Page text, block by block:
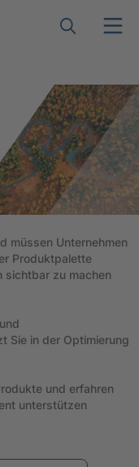
müssen Unternehmen
Produktpalette
sichtbar zu machen
Sie in der Optimierung
und erfahren
unterstützen